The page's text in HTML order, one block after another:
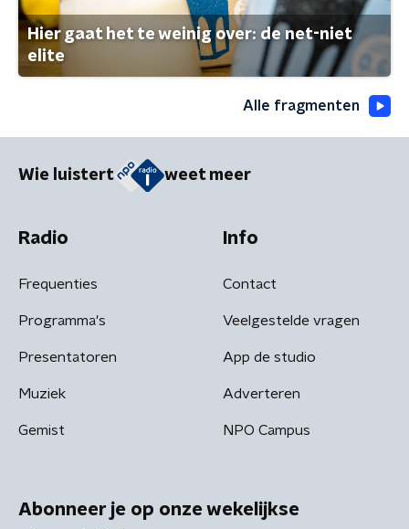
Hier gaat het te weinig over: de net-niet
elite
Alle fragmenten
Wie luistert weet meer
Radio
Frequenties
Programma's
Presentatoren
Muziek
Gemist
Info
Contact
Veelgestelde vragen
App de studio
Adverteren
NPO Campus
Abonneer je op onze wekelijkse